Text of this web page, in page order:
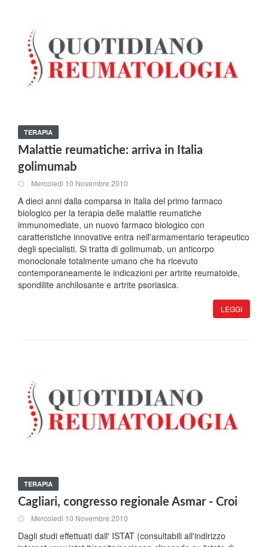
TERAPIA
Malattie reumatiche: arriva in Italia
golimumab
Mercoledi 10 Novembre 2010
A dieci anni dalla comparsa in Italia del primo farmaco
biologico per la terapia delle malattie reumatiche
immunomediate, un nuovo farmaco biologico con
caratteristiche innovative entra nell'armamentario terapeutico
degli specialisti. Si tratta di golimumab, un anticorpo
monoclonale totalmente umano che ha ricevuto
contemporaneamente le indicazioni per artrite reumatoide,
spondilite anchilosante e artrite psoriasica.
LEGGI
TERAPIA
Cagliari, congresso regionale Asmar - Croi
Mercoledi 10 Novembre 2010
Dagli studi effettuati dall' ISTAT (consultabili all'indirizzo